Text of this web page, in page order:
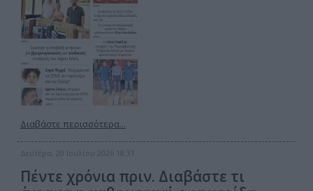
Διαβάστε περισσότερα...
Δευτέρα, 20 Ιουλίου 2026 18:31
Πέντε χρόνια πριν. Διαβάστε τι